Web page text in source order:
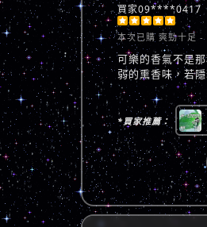
買家09****0417
    
本次已購 爽勁十足 -
可樂的香氣不是
弱的熏香味，若
*買家推薦：